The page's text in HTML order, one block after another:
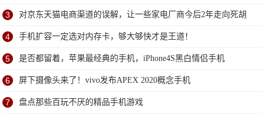
3 对京东天猫电商渠道的误解，让一些家电厂商今后2年走向死胡
同
4 手机扩容一定选对内存卡，够大够快才是王道！
5 是否都留着，苹果最经典的手机，iPhone4S黑白情侣手机
6 屏下摄像头来了！vivo发布APEX 2020概念手机
7 盘点那些百玩不厌的精品手机游戏